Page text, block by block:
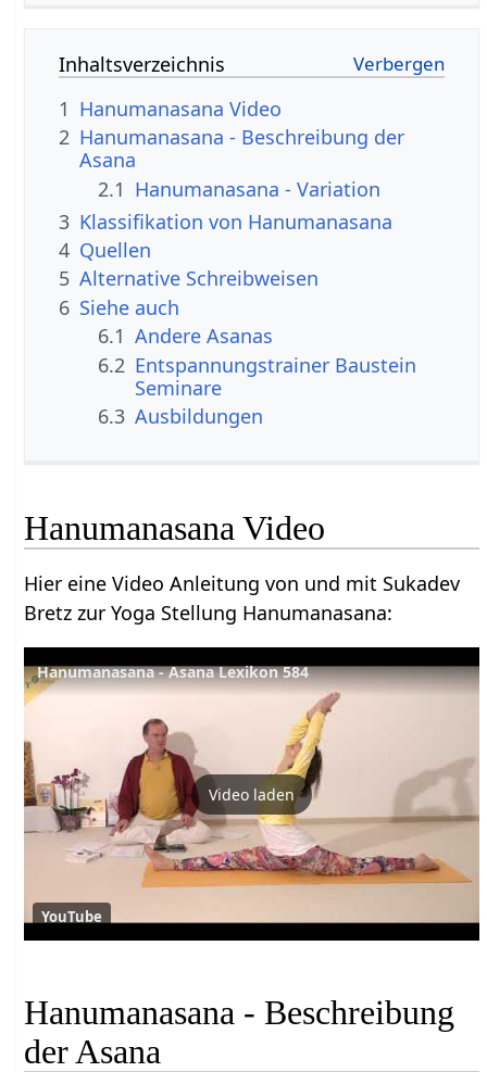
Inhaltsverzeichnis
1 Hanumanasana Video
2 Hanumanasana - Beschreibung der
Asana
2.1 Hanumanasana - Variation
3 Klassifikation von Hanumanasana
4 Quellen
5 Alternative Schreibweisen
6 Siehe auch
6.1 Andere Asanas
6.2 Entspannungstrainer Baustein
Seminare
6.3 Ausbildungen
Hanumanasana Video
Hier eine Video Anleitung von und mit Sukadev
Bretz zur Yoga Stellung Hanumanasana:
Hanumanasana - Asana Lexikon 584
Video laden
YouTube
Hanumanasana - Beschreibung
der Asana